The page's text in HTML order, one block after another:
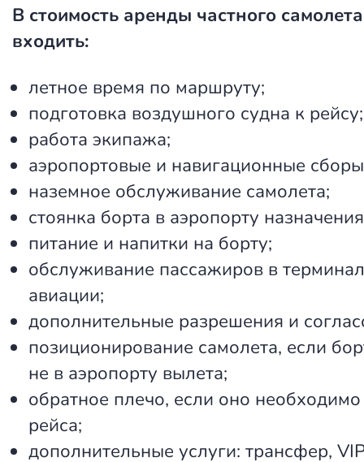
В стоимость аренды частного
входить:
летное время по маршруту;
подготовка воздушного судна к рейсу;
работа экипажа;
аэропортовые и навигационные
наземное обслуживание самолета;
стоянка борта в аэропорту
питание и напитки на борту;
обслуживание пассажиров в
авиации;
дополнительные разрешения и
позиционирование самолета, если
не в аэропорту вылета;
обратное плечо, если оно
рейса;
дополнительные услуги: трансфер,